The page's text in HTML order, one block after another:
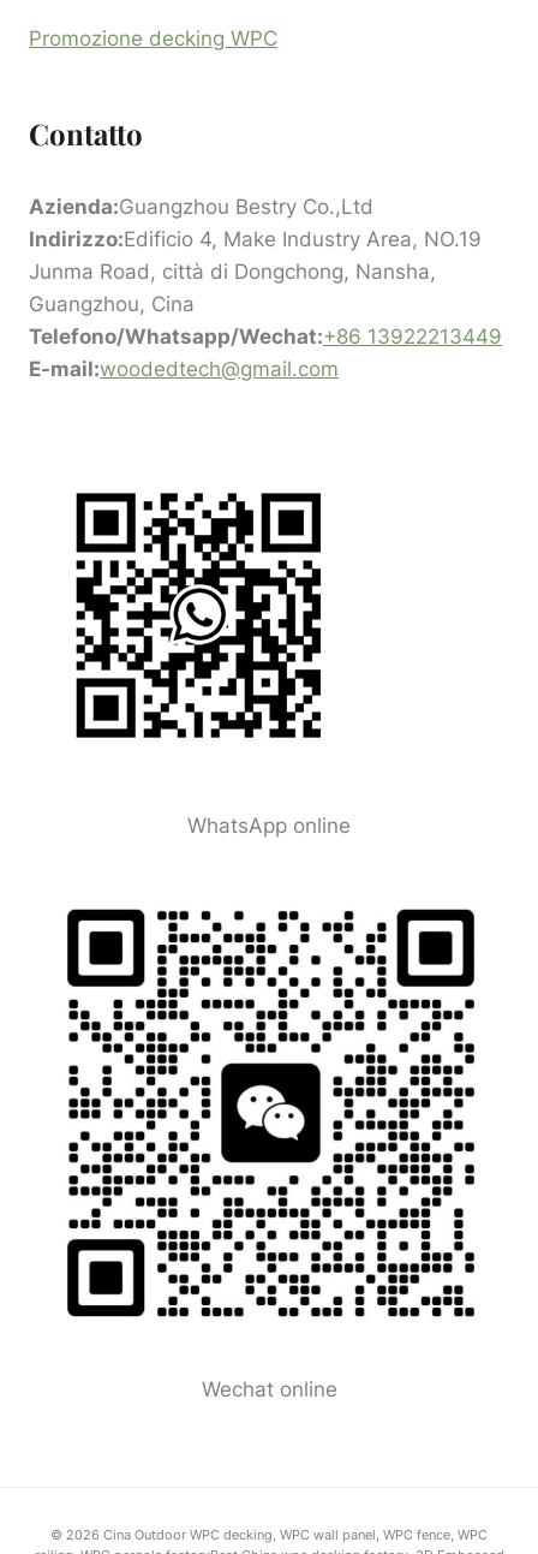
Promozione decking WPC
Contatto
Azienda:Guangzhou Bestry Co.,Ltd
Indirizzo:Edificio 4, Make Industry Area, NO.19
Junma Road, città di Dongchong, Nansha,
Guangzhou, Cina
Telefono/Whatsapp/Wechat:+86 13922213449
E-mail:woodedtech@gmail.com
WhatsApp online
Wechat online
© 2026 Cina Outdoor WPC decking, WPC wall panel, WPC fence, WPC